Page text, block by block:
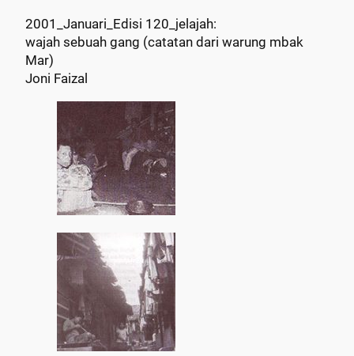
2001_Januari_Edisi 120_jelajah:
wajah sebuah gang (catatan dari warung mbak
Mar)
Joni Faizal